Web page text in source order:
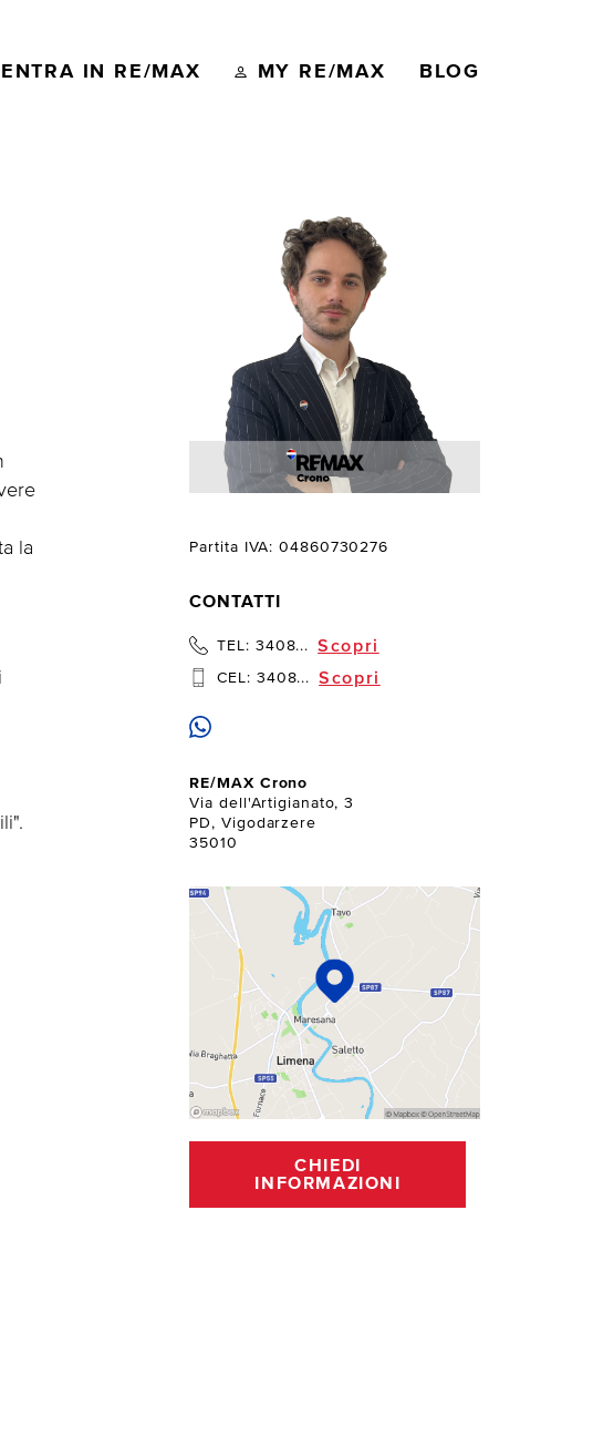
ENTRA IN RE/MAX MY RE/MAX BLOG
Partita IVA: 04860730276
CONTATTI
TEL: 3408... Scopri
CEL: 3408... Scopri
RE/MAX Crono
Via dell'Artigianato, 3
PD, Vigodarzere
35010
CHIEDI
INFORMAZIONI
la